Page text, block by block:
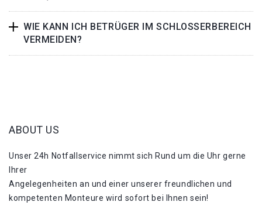
WIE KANN ICH BETRÜGER IM SCHLOSSERBEREICH
VERMEIDEN?
ABOUT US
Unser 24h Notfallservice nimmt sich Rund um die Uhr gerne
Ihrer
Angelegenheiten an und einer unserer freundlichen und
kompetenten Monteure wird sofort bei Ihnen sein!